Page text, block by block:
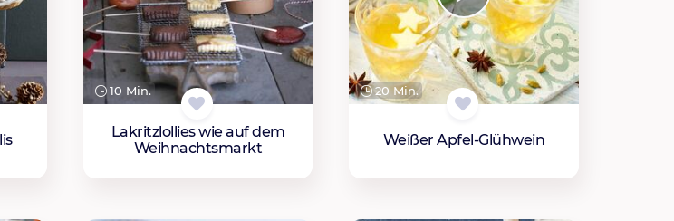
10 Min.
Lakritzlollies wie auf dem
Weihnachtsmarkt
20 Min.
Weißer Apfel-Glühwein